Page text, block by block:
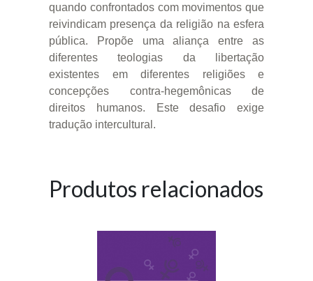
quando confrontados com movimentos que
reivindicam presença da religião na esfera
pública. Propõe uma aliança entre as
diferentes teologias da libertação
existentes em diferentes religiões e
concepções contra-hegemônicas de
direitos humanos. Este desafio exige
tradução intercultural.
Produtos relacionados